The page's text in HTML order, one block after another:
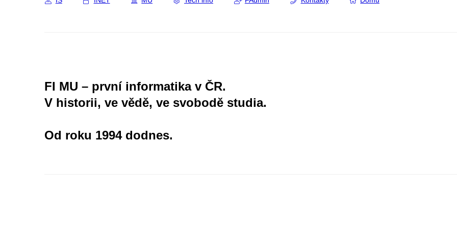
FI MU – první informatika v ČR.
V historii, ve vědě, ve svobodě studia.
Od roku 1994 dodnes.